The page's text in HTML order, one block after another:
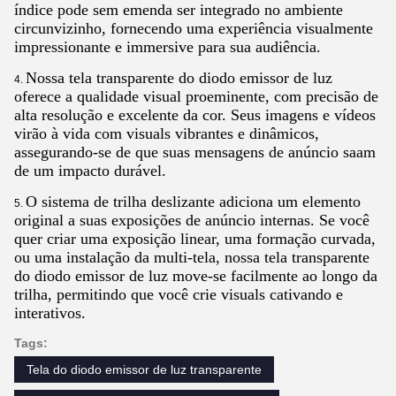
índice pode sem emenda ser integrado no ambiente
circunvizinho, fornecendo uma experiência visualmente
impressionante e immersive para sua audiência.
4. Nossa tela transparente do diodo emissor de luz
oferece a qualidade visual proeminente, com precisão de
alta resolução e excelente da cor. Seus imagens e vídeos
virão à vida com visuals vibrantes e dinâmicos,
assegurando-se de que suas mensagens de anúncio saam
de um impacto durável.
5. O sistema de trilha deslizante adiciona um elemento
original a suas exposições de anúncio internas. Se você
quer criar uma exposição linear, uma formação curvada,
ou uma instalação da multi-tela, nossa tela transparente
do diodo emissor de luz move-se facilmente ao longo da
trilha, permitindo que você crie visuals cativando e
interativos.
Tags:
Tela do diodo emissor de luz transparente